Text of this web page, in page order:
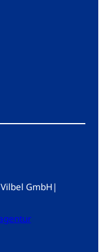
GmbH |